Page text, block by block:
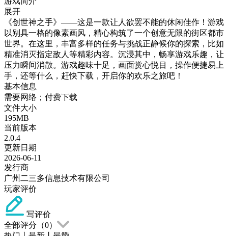
展开
《创世神之手》——这是一款让人欲罢不能的休闲佳作！游戏
以别具一格的像素画风，精心构筑了一个创意无限的街区都市
世界。在这里，丰富多样的任务与挑战正静候你的探索，比如
精准消灭指定敌人等精彩内容。沉浸其中，畅享游戏乐趣，让
压力瞬间消散。游戏趣味十足，画面赏心悦目，操作便捷易上
手，还等什么，赶快下载，开启你的欢乐之旅吧！
基本信息
需要网络；付费下载
文件大小
195MB
当前版本
2.0.4
更新日期
2026-06-11
发行商
广州二三多信息技术有限公司
玩家评价
写评价
全部评分（0）